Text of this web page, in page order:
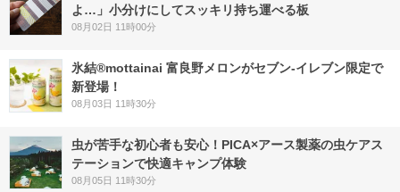
よ…」小分けにしてスッキリ持ち運べる板
08月02日 11時00分
氷結®mottainai 富良野メロンがセブン‐イレブン限定で
新登場！
08月03日 11時30分
虫が苦手な初心者も安心！PICA×アース製薬の虫ケアス
テーションで快適キャンプ体験
08月05日 11時30分